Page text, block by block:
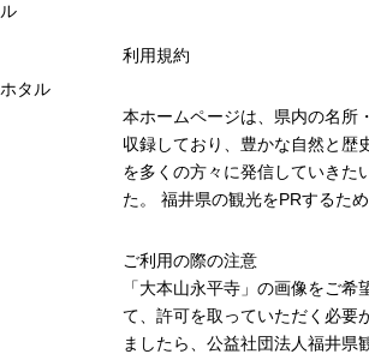
ル
ホタル
利用規約
本ホームページは、県内の名所
収録しており、豊かな自然と歴
を多くの方々に発信していきた
た。 福井県の観光をPRするた
ご利用の際の注意
「大本山永平寺」の画像をご
て、許可を取っていただく必要
ましたら、公益社団法人福井